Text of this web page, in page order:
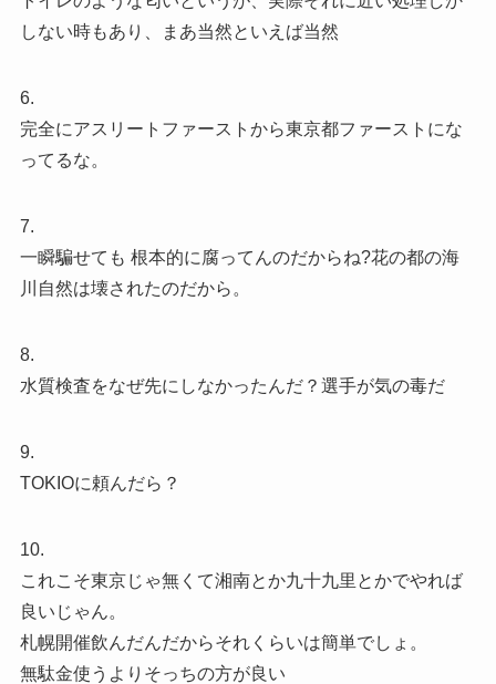
しない時もあり、まあ当然といえば当然
6.
完全にアスリートファーストから東京都ファーストにな
ってるな。
7.
一瞬騙せても 根本的に腐ってんのだからね?花の都の海
川自然は壊されたのだから。
8.
水質検査をなぜ先にしなかったんだ？選手が気の毒だ
9.
TOKIOに頼んだら？
10.
これこそ東京じゃ無くて湘南とか九十九里とかでやれば
良いじゃん。
札幌開催飲んだんだからそれくらいは簡単でしょ。
無駄金使うよりそっちの方が良い